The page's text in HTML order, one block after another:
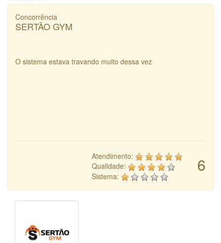
Concorrência
SERTÃO GYM
O sistema estava travando muito dessa vez
6
Atendimento:
Qualidade:
Sistema: